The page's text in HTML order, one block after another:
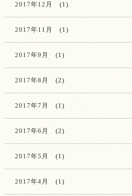
2017年12月 (1)
2017年11月 (1)
2017年9月 (1)
2017年8月 (2)
2017年7月 (1)
2017年6月 (2)
2017年5月 (1)
2017年4月 (1)